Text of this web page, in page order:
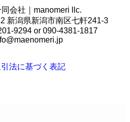
会社｜manomeri llc.
新潟県新潟市南区七軒241-3
9294 or 090-4381-1817
法に基づく表記